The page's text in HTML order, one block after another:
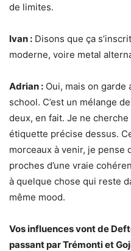
de limites.
Ivan : Disons que ça
moderne, voire metal
Adrian : Oui, mais on
school. C’est un mélange
deux, en fait. Je ne
étiquette précise dessus.
morceaux à venir, je pense
proches d’une vraie
à quelque chose qui reste
même mood.
Vos influences vont de
passant par Trémonti et